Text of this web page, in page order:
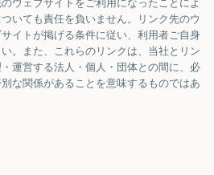
いても責任を負いません。リンク先のウ
イトが掲げる条件に従い、利用者ご自身
。また、これらのリンクは、当社とリン
運営する法人・個人・団体との間に、必
な関係があることを意味するものではあ